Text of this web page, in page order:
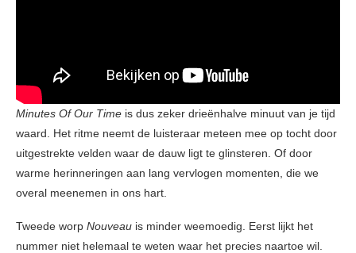
Minutes Of Our Time is dus zeker drieënhalve minuut van je tijd
waard. Het ritme neemt de luisteraar meteen mee op tocht door
uitgestrekte velden waar de dauw ligt te glinsteren. Of door
warme herinneringen aan lang vervlogen momenten, die we
overal meenemen in ons hart.
Tweede worp Nouveau is minder weemoedig. Eerst lijkt het
nummer niet helemaal te weten waar het precies naartoe wil.